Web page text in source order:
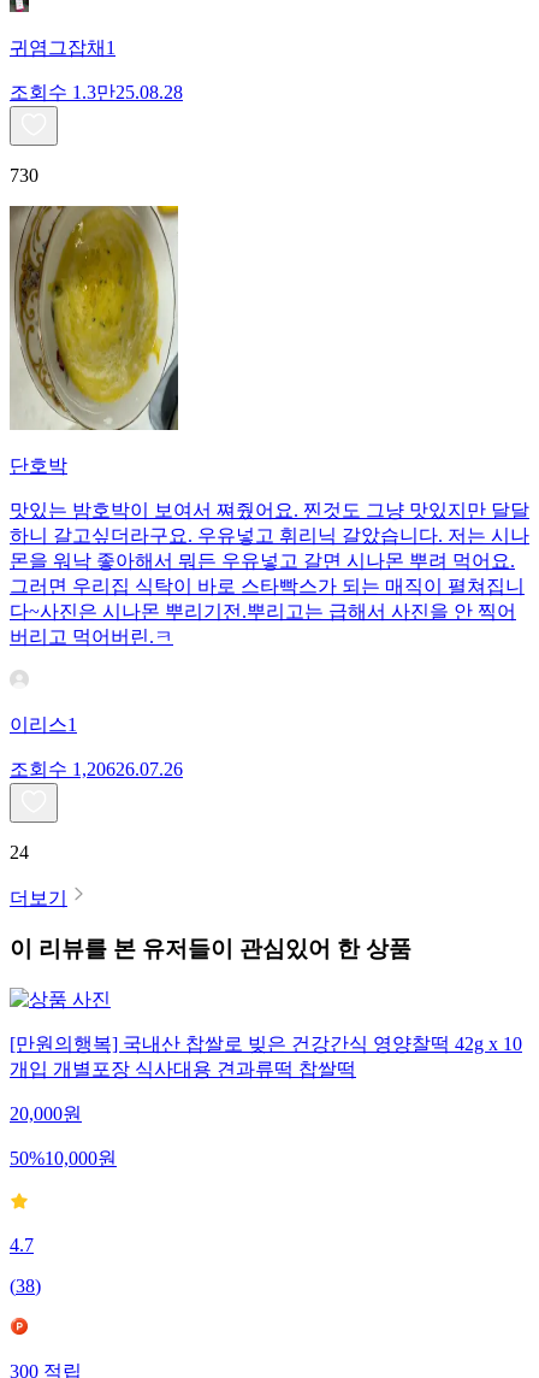
귀염그잡채1
조회수 1.3만25.08.28
730
단호박
맛있는 밤호박이 보여서 쪄줬어요. 찐것도 그냥 맛있지만 달달
하니 갈고싶더라구요. 우유넣고 휘리닉 갈았습니다. 저는 시나
몬을 워낙 좋아해서 뭐든 우유넣고 갈면 시나몬 뿌려 먹어요.
그러면 우리집 식탁이 바로 스타빡스가 되는 매직이 펼쳐집니
다~사진은 시나몬 뿌리기전.뿌리고는 급해서 사진을 안 찍어
버리고 먹어버린.ㅋ
이리스1
조회수 1,20626.07.26
24
더보기
이 리뷰를 본 유저들이 관심있어 한 상품
[만원의행복] 국내산 찹쌀로 빚은 건강간식 영양찰떡 42g x 10
개입 개별포장 식사대용 견과류떡 찹쌀떡
20,000원
50%10,000원
4.7
(38)
300 적립